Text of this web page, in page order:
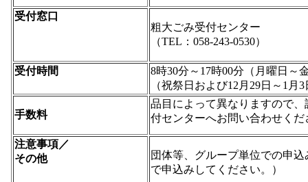
受付窓口
粗大ごみ受付センター
（TEL：058-243-0530）
受付時間
8時30分～17時00分（月曜日～
（祝祭日および12月29日～1月
手数料
品目によって異なりますので
付センターへお問い合わせくだ
注意事項／
その他
団体等、グループ単位での申
で申込みしてください。）